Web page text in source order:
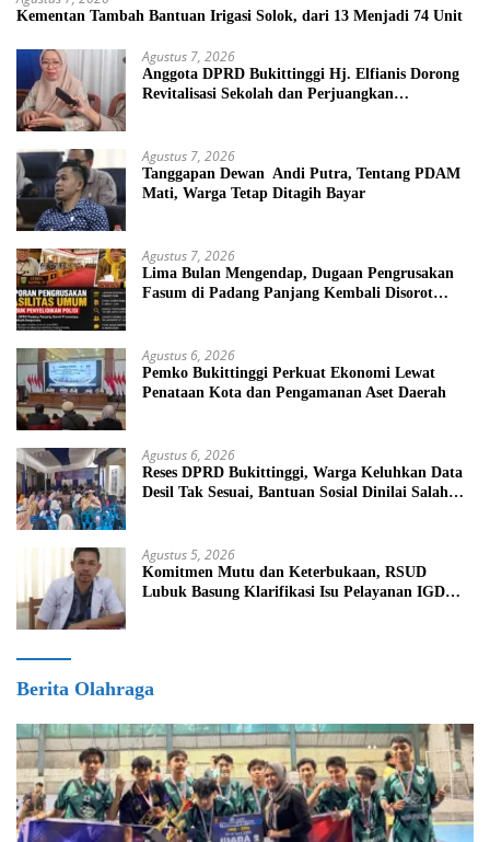
Kementan Tambah Bantuan Irigasi Solok, dari 13 Menjadi 74 Unit
Agustus 7, 2026
Anggota DPRD Bukittinggi Hj. Elfianis Dorong
Revitalisasi Sekolah dan Perjuangkan
Agustus 7, 2026
Tanggapan Dewan Andi Putra, Tentang PDAM
Mati, Warga Tetap Ditagih Bayar
Agustus 7, 2026
Lima Bulan Mengendap, Dugaan Pengrusakan
Fasum di Padang Panjang Kembali Disorot
Agustus 6, 2026
Pemko Bukittinggi Perkuat Ekonomi Lewat
Penataan Kota dan Pengamanan Aset Daerah
Agustus 6, 2026
Reses DPRD Bukittinggi, Warga Keluhkan Data
Desil Tak Sesuai, Bantuan Sosial Dinilai Salah
Agustus 5, 2026
Komitmen Mutu dan Keterbukaan, RSUD
Lubuk Basung Klarifikasi Isu Pelayanan IGD
Berita Olahraga